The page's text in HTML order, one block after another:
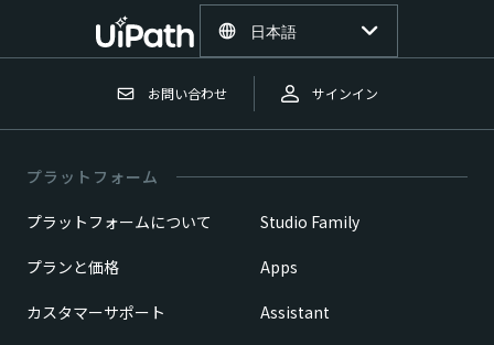
お問い合わせ サインイン
日本語
プラットフォーム
プラットフォームについて
プランと価格
カスタマーサポート
Studio Family
Apps
Assistant